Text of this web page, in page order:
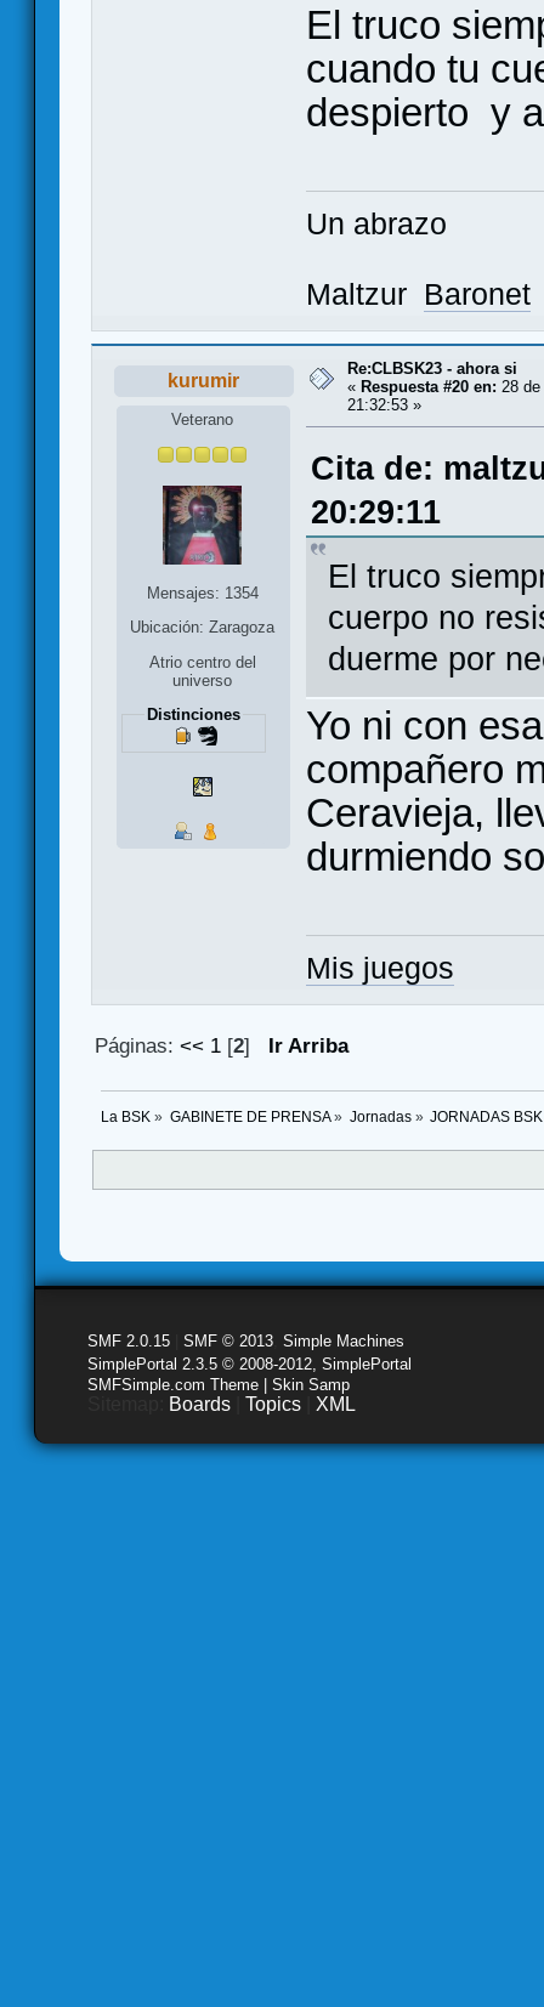
El truco
cuando tu
despierto y
Un abrazo
Maltzur Baronet
kurumir
Veterano
Mensajes: 1354
Ubicación: Zaragoza
Atrio centro del
universo
Distinciones
Re:CLBSK23 - ahora si
« Respuesta #20 en: 28
21:32:53 »
Cita de:
20:29:11
El truco
cuerpo no
duerme por
Yo ni con
compañero
Ceravieja,
durmiendo
Mis juegos
Páginas:<< 1 [2] Ir Arriba
La BSK » GABINETE DE PRENSA» Jornadas» JORNADAS BSK
SMF 2.0.15 SMF © 2013 Simple Machines
SimplePortal 2.3.5 © 2008-2012, SimplePortal
SMFSimple.com Theme | Skin Samp
Boards Topics XML